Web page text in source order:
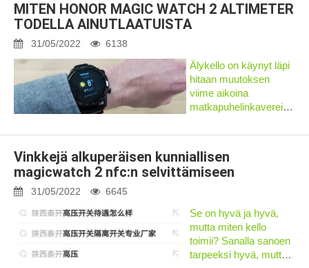
ennen, missä...
MITEN HONOR MAGIC WATCH 2 ALTIMETER
TODELLA AINUTLAATUISTA
31/05/2022 6138
Älykello on käynyt läpi
hitaan muutoksen
viime aikoina
matkapuhelinkavereista
tehokkaiksi
Honor MagicWatch 2
on poikkeuksellinen
Vinkkejä alkuperäisen kunniallisen
magicwatch 2 nfc:n selvittämiseen
31/05/2022 6645
Se on hyvä ja hyvä,
mutta miten kello
toimii? Sanalla sanoen
tarpeeksi hyvä, mutta